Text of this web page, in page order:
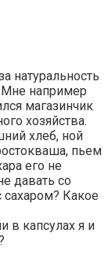
натуральность
Мне например
магазинчик
хозяйства.
хлеб, ной
пьем
его не
давать со
Какое
в капсулах я и